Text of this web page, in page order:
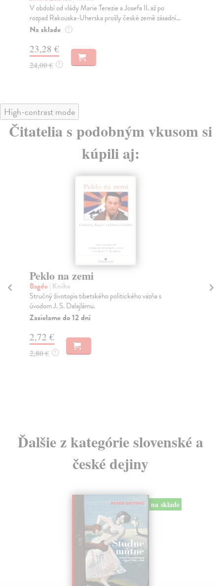
V období od vlády Marie Terezie a Josefa II. až po
rozpad Rakouska-Uherska prošly české země zásadní...
Na sklade ?
23,28 €
24,00 € ?
High-contrast mode
Čitatelia s podobným vkusom si
kúpili aj:
Peklo na zemi
Bagdo| Kniha
Stručný životopis tibetského politického väzňa s
úvodom J. S. Dalajlámu.
Zasielame do 12 dní
2,72 €
2,80 € ?
Ďalšie z kategórie slovenské a
české dejiny
na sklade